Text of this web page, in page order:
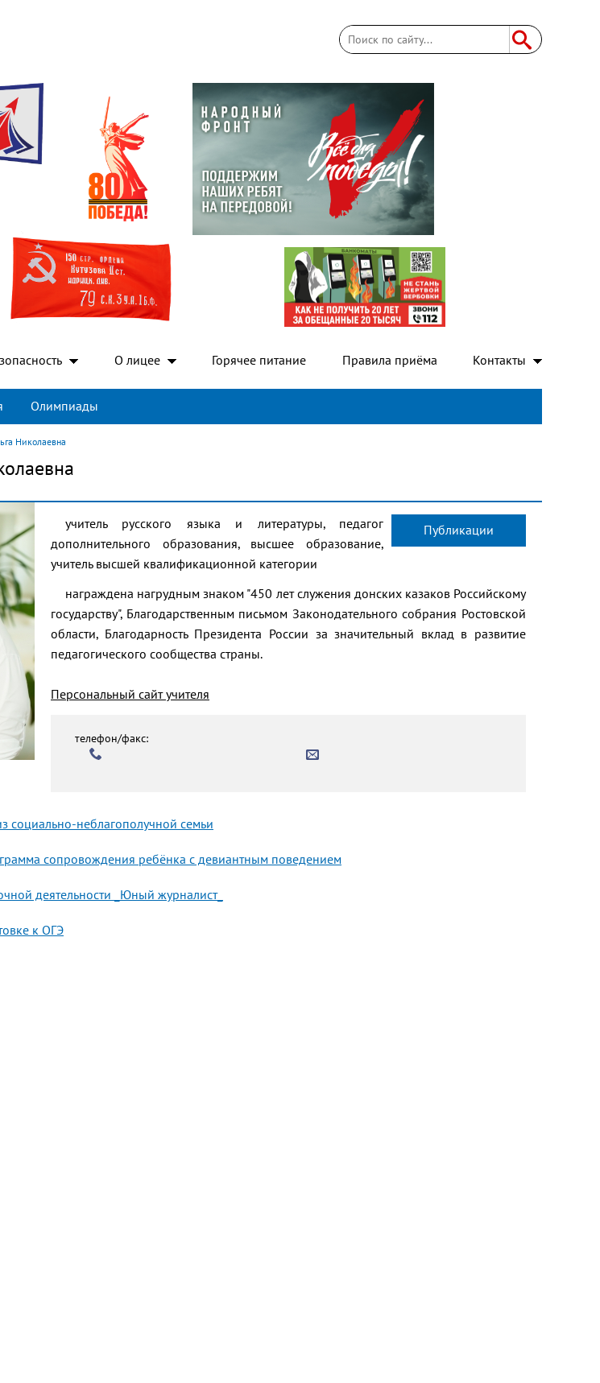
Форма поиска
Поиск
О лицее Горячее питание Правила приёма Контакты
Олимпиады
Николаевна
Публикации
учитель русского языка и литературы, педагог
дополнительного образования, высшее образование,
учитель высшей квалификационной категории
награждена нагрудным знаком "450 лет служения донских казаков Российскому
государству", Благодарственным письмом Законодательного собрания Ростовской
области, Благодарность Президента России за значительный вклад в развитие
педагогического сообщества страны.
Персональный сайт учителя
телефон/факс:
социально-неблагополучной семьи
сопровождения ребёнка с девиантным поведением
деятельности _Юный журналист_
к ОГЭ